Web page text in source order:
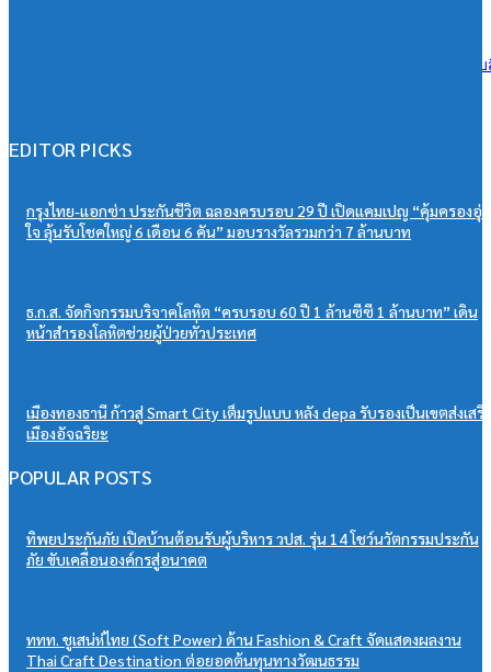
กรุงเทพประกันชีวิต จับมือ Kiddo Pacific ส่งต่อความใส่ใจรับวันแม่ มอ
EDITOR PICKS
กรุงไทย-แอกซ่า ประกันชีวิต ฉลองครบรอบ 29 ปี เปิดแคมเปญ “คุ้มครองอุ่น
ใจ ลุ้นรับโชคใหญ่ 6 เดือน 6 คัน” มอบรางวัลรวมกว่า 7 ล้านบาท
ธ.ก.ส. จัดกิจกรรมบริจาคโลหิต “ครบรอบ 60 ปี 1 ล้านซีซี 1 ล้านบาท” เดิน
หน้าสำรองโลหิตช่วยผู้ป่วยทั่วประเทศ
เมืองทองธานี ก้าวสู่ Smart City เต็มรูปแบบ หลัง depa รับรองเป็นเขตส่งเสริ
เมืองอัจฉริยะ
POPULAR POSTS
ทิพยประกันภัย เปิดบ้านต้อนรับผู้บริหาร วปส. รุ่น 14 โชว์นวัตกรรมประกัน
ภัย ขับเคลื่อนองค์กรสู่อนาคต
ททท. ชูเสน่ห์ไทย (Soft Power) ด้าน Fashion & Craft จัดแสดงผลงาน
Thai Craft Destination ต่อยอดต้นทุนทางวัฒนธรรม